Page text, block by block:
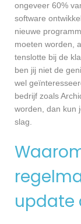
ongeveer 60%
software
nieuwe
moeten worden,
tenslotte bij de
ben jij niet de
wel
bedrijf zoals
worden, dan kun
slag.
update